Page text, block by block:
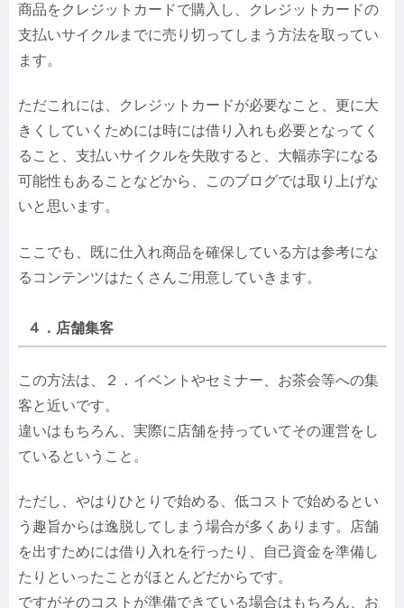
商品をクレジットカードで購入し、クレジットカードの
支払いサイクルまでに売り切ってしまう方法を取ってい
ます。
ただこれには、クレジットカードが必要なこと、更に大
きくしていくためには時には借り入れも必要となってく
ること、支払いサイクルを失敗すると、大幅赤字になる
可能性もあることなどから、このブログでは取り上げな
いと思います。
ここでも、既に仕入れ商品を確保している方は参考にな
るコンテンツはたくさんご用意していきます。
４．店舗集客
この方法は、２．イベントやセミナー、お茶会等への集
客と近いです。
違いはもちろん、実際に店舗を持っていてその運営をし
ているということ。
ただし、やはりひとりで始める、低コストで始めるとい
う趣旨からは逸脱してしまう場合が多くあります。店舗
を出すためには借り入れを行ったり、自己資金を準備し
たりといったことがほとんどだからです。
ですがそのコストが準備できている場合はもちろん、お